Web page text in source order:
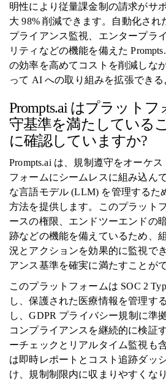
明性により従量課金制の請求がサ
大 98% 削減できます。自動化され
プライアンス監視、エンタープラ
リティなどの機能を備えた
の効率を高めてコストを削減しな
って AI への取り組みを拡張できる
Prompts.ai はプラット
守基準を満たしている
に確認していますか?
Prompts.ai は、規制遵守をオーケ
フォームにシームレスに組み込ん
な言語モデル (LLM) を管理するた
方法を提供します。このプラット
ースの権限、エンドツーエンドの
跡などの機能を備えているため、
況とアクションを効果的に監視で
アンス基準を確実に満たすことが
このプラットフォームは SOC 2
し、保護された医療情報を管理す
し、GDPR プライバシー規制に準
コンプライアンスを継続的に検証
ーチェックとリアルタイム監視も
は即時レポートとコスト追跡ダッ
け、規制制限内に収まりやすくな